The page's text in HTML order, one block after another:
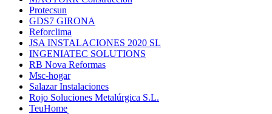
Protecsun
GDS7 GIRONA
Reforclima
JSA INSTALACIONES 2020 SL
INGENIATEC SOLUTIONS
RB Nova Reformas
Msc-hogar
Salazar Instalaciones
Rojo Soluciones Metalúrgica S.L.
TeuHome